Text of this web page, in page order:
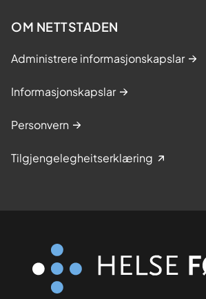
OM NETTSTADEN
Administrere informasjonskapslar
Informasjonskapslar
Personvern
Tilgjengelegheitserklæring